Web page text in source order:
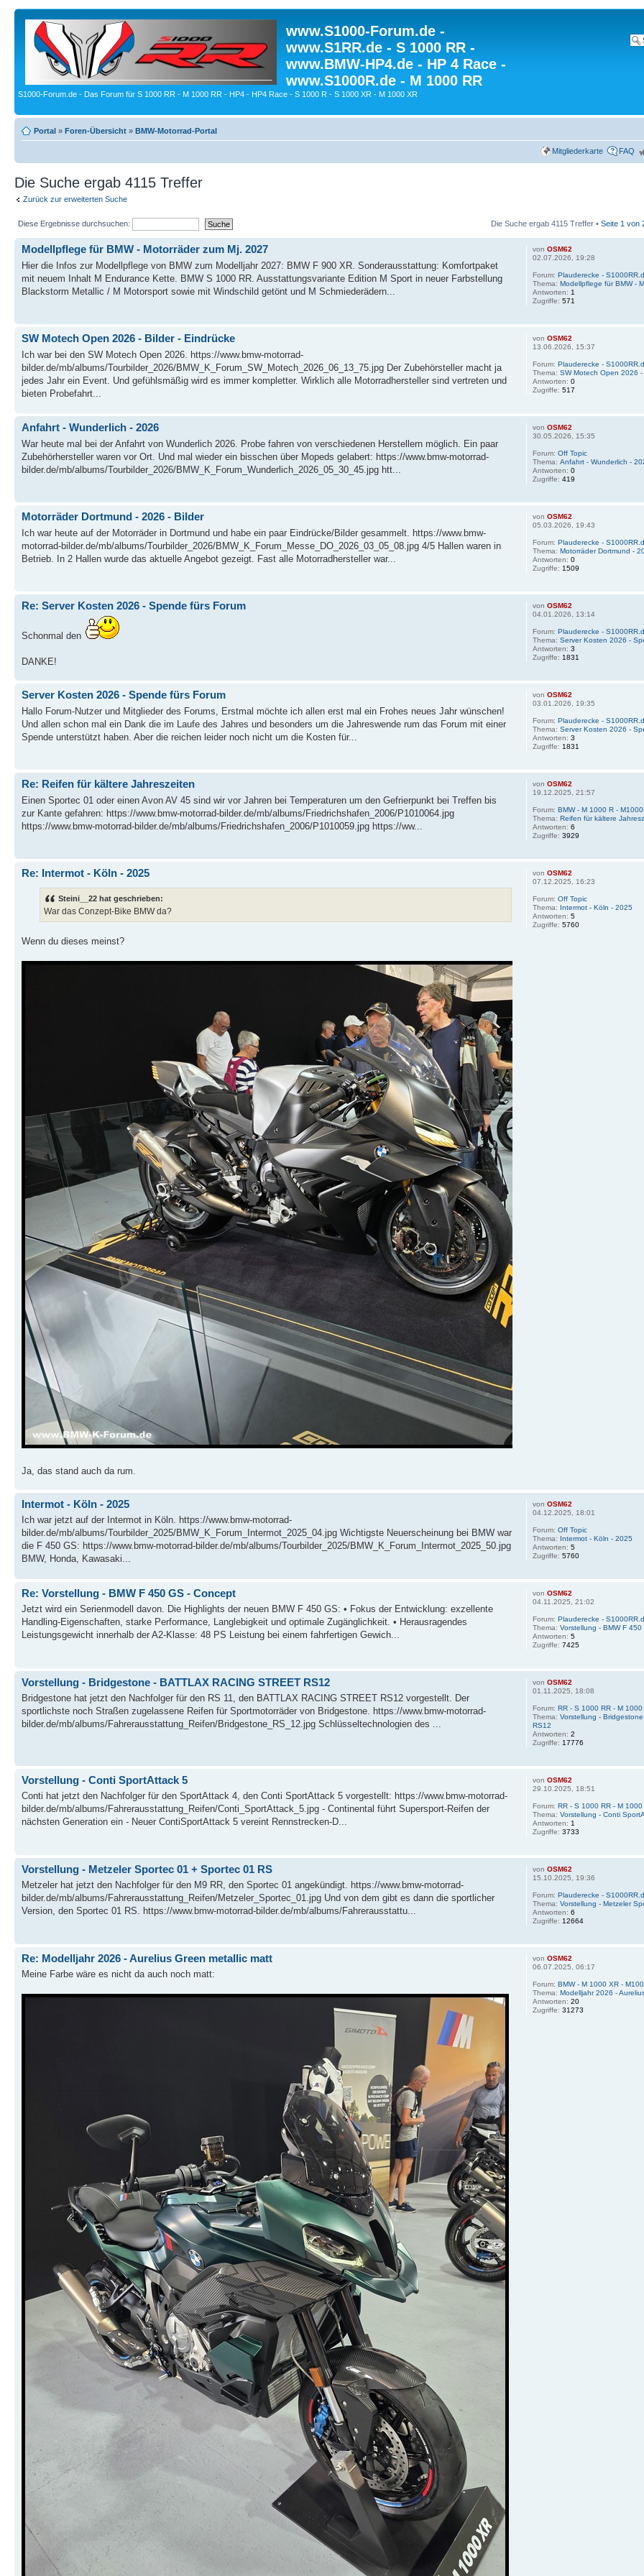
www.S1000-Forum.de -
www.S1RR.de - S 1000 RR -
www.BMW-HP4.de - HP 4 Race -
www.S1000R.de - M 1000 RR
S1000-Forum.de - Das Forum für S 1000 RR - M 1000 RR - HP4 - HP4 Race - S 1000 R - S 1000 XR - M 1000 XR
Portal » Foren-Übersicht » BMW-Motorrad-Portal
Mitgliederkarte FAQ
Die Suche ergab 4115 Treffer
Zurück zur erweiterten Suche
Diese Ergebnisse durchsuchen: Die Suche ergab 4115 Treffer • Seite 1 von
Modellpflege für BMW - Motorräder zum Mj. 2027
Hier die Infos zur Modellpflege von BMW zum Modelljahr 2027: BMW F 900 XR. Sonderausstattung: Komfortpaket
mit neuem Inhalt M Endurance Kette. BMW S 1000 RR. Ausstattungsvariante Edition M Sport in neuer Farbstellung
Blackstorm Metallic / M Motorsport sowie mit Windschild getönt und M Schmiederädern...
von OSM62
02.07.2026, 19:28
Forum: Plauderecke -
Thema: Modellpflege für BMW -
Antworten: 1
Zugriffe: 571
SW Motech Open 2026 - Bilder - Eindrücke
Ich war bei den SW Motech Open 2026. https://www.bmw-motorrad-
bilder.de/mb/albums/Tourbilder_2026/BMW_K_Forum_SW_Motech_2026_06_13_75.jpg Der Zubehörsteller macht ja
jedes Jahr ein Event. Und gefühlsmäßig wird es immer kompletter. Wirklich alle Motorradhersteller sind vertreten und
bieten Probefahrt...
von OSM62
13.06.2026, 15:37
Forum: Plauderecke -
Thema: SW Motech Open 2026 -
Antworten: 0
Zugriffe: 517
Anfahrt - Wunderlich - 2026
War heute mal bei der Anfahrt von Wunderlich 2026. Probe fahren von verschiedenen Herstellern möglich. Ein paar
Zubehörhersteller waren vor Ort. Und mal wieder ein bisschen über Mopeds gelabert: https://www.bmw-motorrad-
bilder.de/mb/albums/Tourbilder_2026/BMW_K_Forum_Wunderlich_2026_05_30_45.jpg htt...
von OSM62
30.05.2026, 15:35
Forum: Off Topic
Thema: Anfahrt - Wunderlich -
Antworten: 0
Zugriffe: 419
Motorräder Dortmund - 2026 - Bilder
Ich war heute auf der Motorräder in Dortmund und habe ein paar Eindrücke/Bilder gesammelt. https://www.bmw-
motorrad-bilder.de/mb/albums/Tourbilder_2026/BMW_K_Forum_Messe_DO_2026_03_05_08.jpg 4/5 Hallen waren in
Betrieb. In 2 Hallen wurde das aktuelle Angebot gezeigt. Fast alle Motorradhersteller war...
von OSM62
05.03.2026, 19:43
Forum: Plauderecke -
Thema: Motorräder Dortmund -
Antworten: 0
Zugriffe: 1509
Re: Server Kosten 2026 - Spende fürs Forum
Schonmal den
DANKE!
von OSM62
04.01.2026, 13:14
Forum: Plauderecke -
Thema: Server Kosten 2026 -
Antworten: 3
Zugriffe: 1831
Server Kosten 2026 - Spende fürs Forum
Hallo Forum-Nutzer und Mitglieder des Forums, Erstmal möchte ich allen erst mal ein Frohes neues Jahr wünschen!
Und allen schon mal ein Dank die im Laufe des Jahres und besonders um die Jahreswende rum das Forum mit einer
Spende unterstützt haben. Aber die reichen leider noch nicht um die Kosten für...
von OSM62
03.01.2026, 19:35
Forum: Plauderecke -
Thema: Server Kosten 2026 -
Antworten: 3
Zugriffe: 1831
Re: Reifen für kältere Jahreszeiten
Einen Sportec 01 oder einen Avon AV 45 sind wir vor Jahren bei Temperaturen um den Gefrierpunkt bei Treffen bis
zur Kante gefahren: https://www.bmw-motorrad-bilder.de/mb/albums/Friedrichshafen_2006/P1010064.jpg
https://www.bmw-motorrad-bilder.de/mb/albums/Friedrichshafen_2006/P1010059.jpg https://ww...
von OSM62
19.12.2025, 21:57
Forum: BMW - M 1000 R -
Thema: Reifen für kältere
Antworten: 6
Zugriffe: 3929
Re: Intermot - Köln - 2025
Steini__22 hat geschrieben:
War das Conzept-Bike BMW da?
Wenn du dieses meinst?
Ja, das stand auch da rum.
von OSM62
07.12.2025, 16:23
Forum: Off Topic
Thema: Intermot - Köln - 2025
Antworten: 5
Zugriffe: 5760
Intermot - Köln - 2025
Ich war jetzt auf der Intermot in Köln. https://www.bmw-motorrad-
bilder.de/mb/albums/Tourbilder_2025/BMW_K_Forum_Intermot_2025_04.jpg Wichtigste Neuerscheinung bei BMW war
die F 450 GS: https://www.bmw-motorrad-bilder.de/mb/albums/Tourbilder_2025/BMW_K_Forum_Intermot_2025_50.jpg
BMW, Honda, Kawasaki...
von OSM62
04.12.2025, 18:01
Forum: Off Topic
Thema: Intermot - Köln - 2025
Antworten: 5
Zugriffe: 5760
Re: Vorstellung - BMW F 450 GS - Concept
Jetzt wird ein Serienmodell davon. Die Highlights der neuen BMW F 450 GS: • Fokus der Entwicklung: exzellente
Handling-Eigenschaften, starke Performance, Langlebigkeit und optimale Zugänglichkeit. • Herausragendes
Leistungsgewicht innerhalb der A2-Klasse: 48 PS Leistung bei einem fahrfertigen Gewich...
von OSM62
04.11.2025, 21:02
Forum: Plauderecke -
Thema: Vorstellung - BMW F
Antworten: 5
Zugriffe: 7425
Vorstellung - Bridgestone - BATTLAX RACING STREET RS12
Bridgestone hat jetzt den Nachfolger für den RS 11, den BATTLAX RACING STREET RS12 vorgestellt. Der
sportlichste noch Straßen zugelassene Reifen für Sportmotorräder von Bridgestone. https://www.bmw-motorrad-
bilder.de/mb/albums/Fahrerausstattung_Reifen/Bridgestone_RS_12.jpg Schlüsseltechnologien des ...
von OSM62
01.11.2025, 18:08
Forum: RR - S 1000 RR - M
Thema: Vorstellung -
RS12
Antworten: 2
Zugriffe: 17776
Vorstellung - Conti SportAttack 5
Conti hat jetzt den Nachfolger für den SportAttack 4, den Conti SportAttack 5 vorgestellt: https://www.bmw-motorrad-
bilder.de/mb/albums/Fahrerausstattung_Reifen/Conti_SportAttack_5.jpg - Continental führt Supersport-Reifen der
nächsten Generation ein - Neuer ContiSportAttack 5 vereint Rennstrecken-D...
von OSM62
29.10.2025, 18:51
Forum: RR - S 1000 RR - M
Thema: Vorstellung - Conti
Antworten: 1
Zugriffe: 3733
Vorstellung - Metzeler Sportec 01 + Sportec 01 RS
Metzeler hat jetzt den Nachfolger für den M9 RR, den Sportec 01 angekündigt. https://www.bmw-motorrad-
bilder.de/mb/albums/Fahrerausstattung_Reifen/Metzeler_Sportec_01.jpg Und von dem gibt es dann die sportlicher
Version, den Sportec 01 RS. https://www.bmw-motorrad-bilder.de/mb/albums/Fahrerausstattu...
von OSM62
15.10.2025, 19:36
Forum: Plauderecke -
Thema: Vorstellung - Metzeler
Antworten: 6
Zugriffe: 12664
Re: Modelljahr 2026 - Aurelius Green metallic matt
Meine Farbe wäre es nicht da auch noch matt:
von OSM62
06.07.2025, 06:17
Forum: BMW - M 1000 XR -
Thema: Modelljahr 2026 -
Antworten: 20
Zugriffe: 31273